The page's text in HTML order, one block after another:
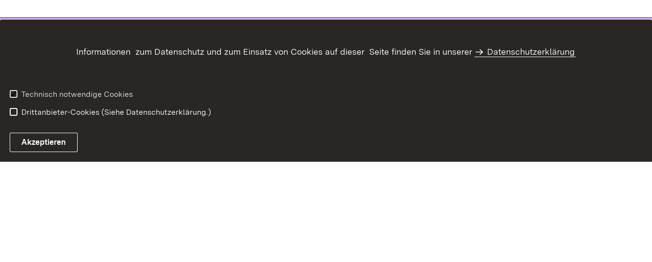
Informationen zum Datenschutz und zum Einsatz von Cookies auf dieser Seite finden Sie in unserer Datenschutzerklärung
Technisch notwendige Cookies
Drittanbieter-Cookies (Siehe Datenschutzerklärung.)
Akzeptieren